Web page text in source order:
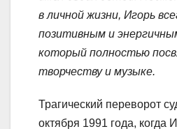
в личной жизни, Игорь
позитивным и
который полностью
творчеству и музыке.
Трагический переворот
октября 1991 года, когда